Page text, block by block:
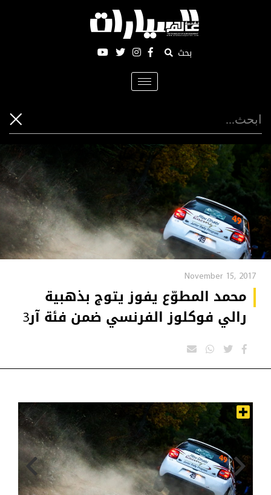
بحث
Toggle
navigation
November 15, 2017
محمد المطوّع يفوز يتوج بذهبية
رالي فوكلوز الفرنسي ضمن فئة آر3